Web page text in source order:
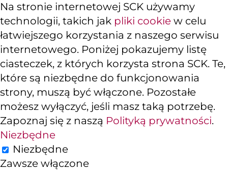
Na stronie internetowej SCK używamy
technologii, takich jak pliki cookie w celu
łatwiejszego korzystania z naszego serwisu
internetowego. Poniżej pokazujemy listę
ciasteczek, z których korzysta strona SCK. Te,
które są niezbędne do funkcjonowania
strony, muszą być włączone. Pozostałe
możesz wyłączyć, jeśli masz taką potrzebę.
Zapoznaj się z naszą Polityką prywatności.
Niezbędne
Niezbędne
Zawsze włączone